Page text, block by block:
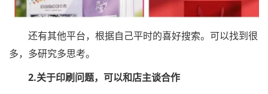
还有其他平台，根据自己平时的喜好搜索。可以找到很
多，多研究多思考。
2.关于印刷问题，可以和店主谈合作